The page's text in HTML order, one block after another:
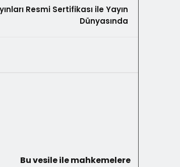
Resmi Sertifikası ile Yayın
Dünyasında
Bu vesile ile mahkemelere